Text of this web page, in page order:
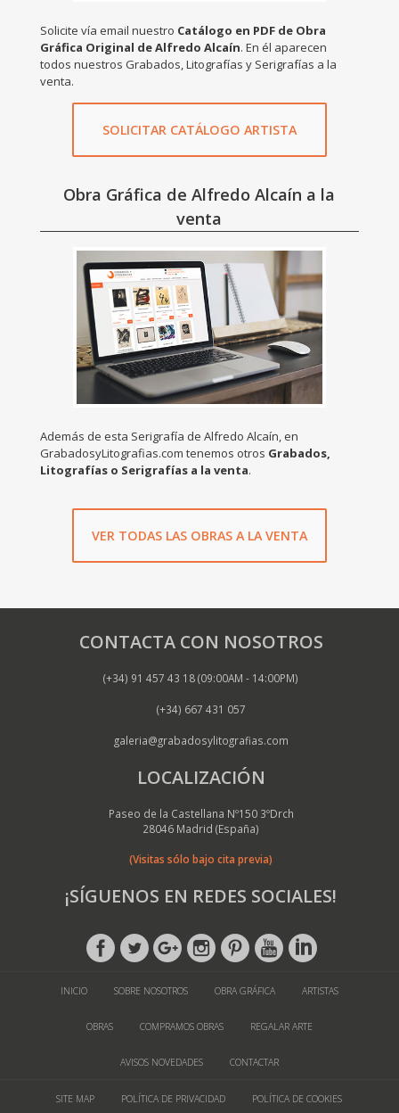
Solicite vía email nuestro Catálogo en PDF de Obra
Gráfica Original de Alfredo Alcaín. En él aparecen
todos nuestros Grabados, Litografías y Serigrafías a la
venta.
SOLICITAR CATÁLOGO ARTISTA
Obra Gráfica de Alfredo Alcaín a la
venta
Además de esta Serigrafía de Alfredo Alcaín, en
GrabadosyLitografias.com tenemos otros Grabados,
Litografías o Serigrafías a la venta.
VER TODAS LAS OBRAS A LA VENTA
CONTACTA CON NOSOTROS
(+34) 91 457 43 18 (09:00AM - 14:00PM)
(+34) 667 431 057
galeria@grabadosylitografias.com
LOCALIZACIÓN
Paseo de la Castellana Nº150 3ºDrch
28046 Madrid (España)
(Visitas sólo bajo cita previa)
¡SÍGUENOS EN REDES SOCIALES!
INICIO SOBRE NOSOTROS OBRA GRÁFICA ARTISTAS
OBRAS COMPRAMOS OBRAS REGALAR ARTE
AVISOS NOVEDADES CONTACTAR
SITE MAP POLÍTICA DE PRIVACIDAD POLÍTICA DE COOKIES